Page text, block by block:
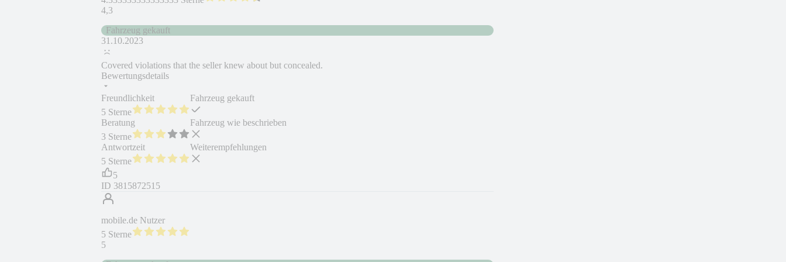
4,3
Fahrzeug gekauft
31.10.2023
Covered violations that the seller knew about but concealed.
Bewertungsdetails
Freundlichkeit
5 Sterne
Beratung
3 Sterne
Antwortzeit
5 Sterne
Fahrzeug gekauft
Fahrzeug wie beschrieben
Weiterempfehlungen
5
ID 3815872515
mobile.de Nutzer
5 Sterne
5